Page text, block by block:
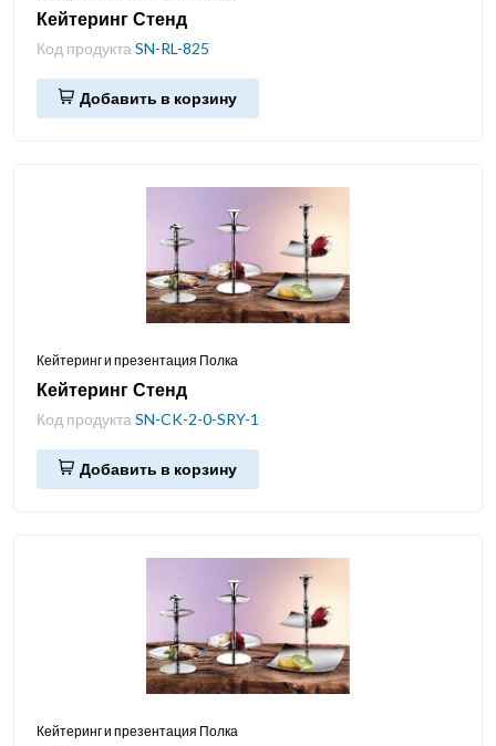
Кейтеринг Стенд
Код продукта SN-RL-825
Добавить в корзину
Кейтеринг и презентация Полка
Кейтеринг Стенд
Код продукта SN-CK-2-0-SRY-1
Добавить в корзину
Кейтеринг и презентация Полка